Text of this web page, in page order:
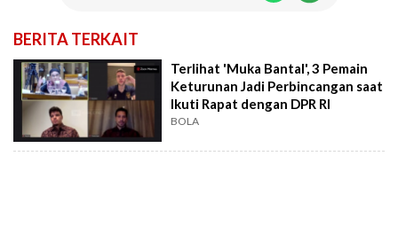
BERITA TERKAIT
Terlihat 'Muka Bantal', 3 Pemain
Keturunan Jadi Perbincangan saat
Ikuti Rapat dengan DPR RI
BOLA